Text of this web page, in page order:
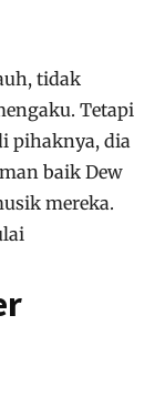
tidak
Tetapi
pihaknya, dia
baik Dew
mereka.